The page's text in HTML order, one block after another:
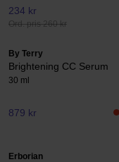
234 kr
Ord. pris 260 kr
By Terry
Brightening CC Serum
30 ml
879 kr
Erborian